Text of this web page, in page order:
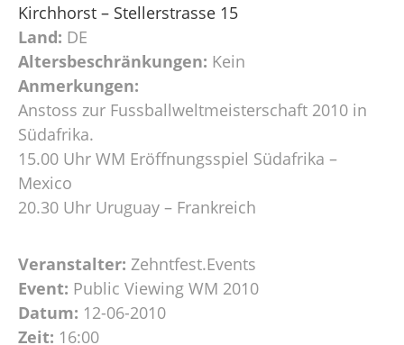
Kirchhorst – Stellerstrasse 15
Land: DE
Altersbeschränkungen: Kein
Anmerkungen:
Anstoss zur Fussballweltmeisterschaft 2010 in
Südafrika.
15.00 Uhr WM Eröffnungsspiel Südafrika –
Mexico
20.30 Uhr Uruguay – Frankreich
Veranstalter: Zehntfest.Events
Event: Public Viewing WM 2010
Datum: 12-06-2010
Zeit: 16:00